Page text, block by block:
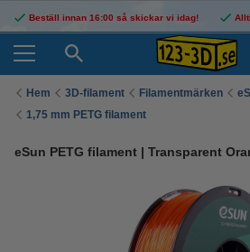
Beställ innan 16:00 så skickar vi idag!
Hem 3D-filament Filamentmärken
1,75 mm PETG filament
eSun PETG filament | Transparent